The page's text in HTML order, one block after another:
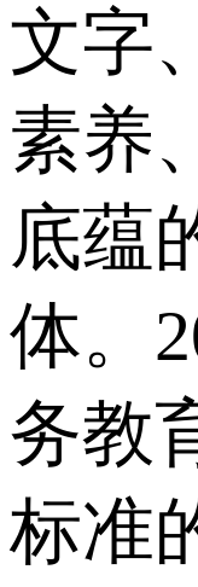
文字
素养
底蕴
体。
务教
标准